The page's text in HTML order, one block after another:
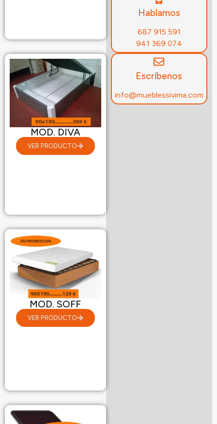
Hablamos
687 915 591
941 369 074
Escríbenos
info@mueblessivima.com
MOD. DIVA
VER PRODUCTO
MOD. SOFF
VER PRODUCTO